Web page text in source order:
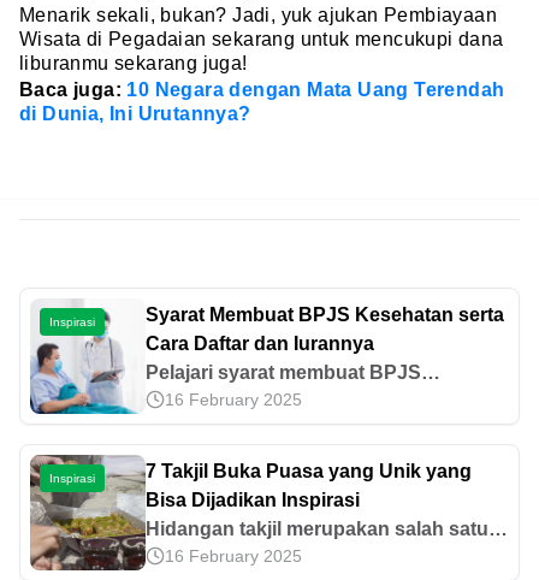
Menarik sekali, bukan? Jadi, yuk ajukan Pembiayaan
Wisata di Pegadaian sekarang untuk mencukupi dana
liburanmu sekarang juga!
Baca juga: 10 Negara dengan Mata Uang Terendah
di Dunia, Ini Urutannya?
Inspirasi
Syarat Membuat BPJS Kesehatan serta
Cara Daftar dan Iurannya
Pelajari syarat membuat BPJS
Kesehatan, mulai dari dokumen yang
diperlukan, langkah pendaftaran, jenis
kepesertaan, hingga manfaat dan iuran
bulanannya.
16 February 2025
Inspirasi
7 Takjil Buka Puasa yang Unik yang
Bisa Dijadikan Inspirasi
Hidangan takjil merupakan salah satu
menu khas di bulan Ramadan. Ingin
16 February 2025